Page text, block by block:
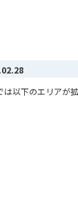
以下のエリアが拡